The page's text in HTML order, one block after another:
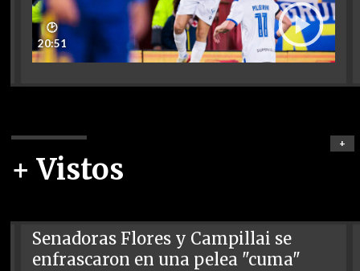
🕑
20:51
+ Vistos
+
Senadoras Flores y Campillai se
enfrascaron en una pelea "cuma"